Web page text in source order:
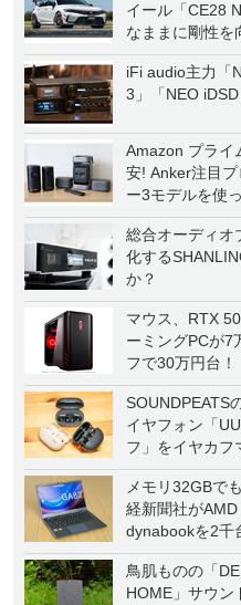
イール「CE28
なままに剛性を
iFi audio主力「
3」「NEO
Amazon プライ
安! Anker注目プ
ー3モデルを使
総合オーディオ
化する
か？
マウス、RTX
ーミングPCが7
フで30万円台！
SOUNDPEATS
イヤフォン「
フ」をイヤカフ
メモリ32GBで
経新聞社が
dynabookを2千
鳥肌ものの「
HOME」サウン